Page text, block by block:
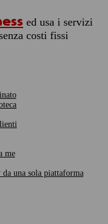
ed usa i servizi
costi fissi
me
una sola piattaforma